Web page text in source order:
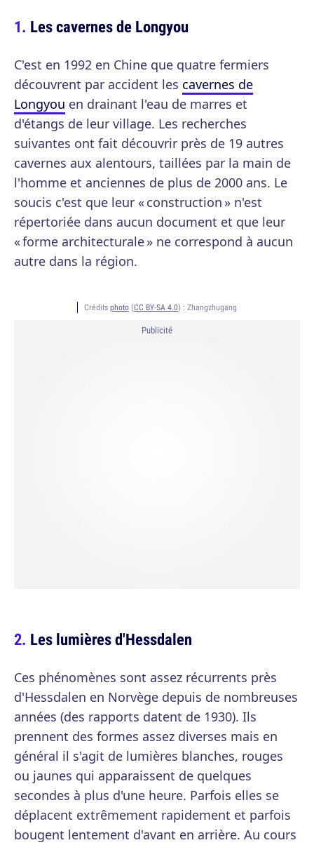
Les cavernes de Longyou
C'est en 1992 en Chine que quatre fermiers
découvrent par accident les cavernes de
Longyou en drainant l'eau de marres et
d'étangs de leur village. Les recherches
suivantes ont fait découvrir près de 19 autres
cavernes aux alentours, taillées par la main de
l'homme et anciennes de plus de 2000 ans. Le
soucis c'est que leur « construction » n'est
répertoriée dans aucun document et que leur
« forme architecturale » ne correspond à aucun
autre dans la région.
Crédits photo (CC BY-SA 4.0) : Zhangzhugang
Publicité
Les lumières d'Hessdalen
Ces phénomènes sont assez récurrents près
d'Hessdalen en Norvège depuis de nombreuses
années (des rapports datent de 1930). Ils
prennent des formes assez diverses mais en
général il s'agit de lumières blanches, rouges
ou jaunes qui apparaissent de quelques
secondes à plus d'une heure. Parfois elles se
déplacent extrêmement rapidement et parfois
bougent lentement d'avant en arrière. Au cours